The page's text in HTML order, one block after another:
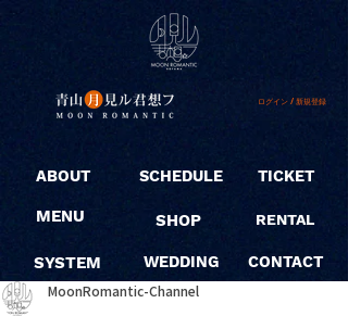
ログイン / 新規登録
ABOUT
MENU
SYSTEM
SCHEDULE
SHOP
WEDDING
TICKET
RENTAL
CONTACT
MoonRomantic-Channel